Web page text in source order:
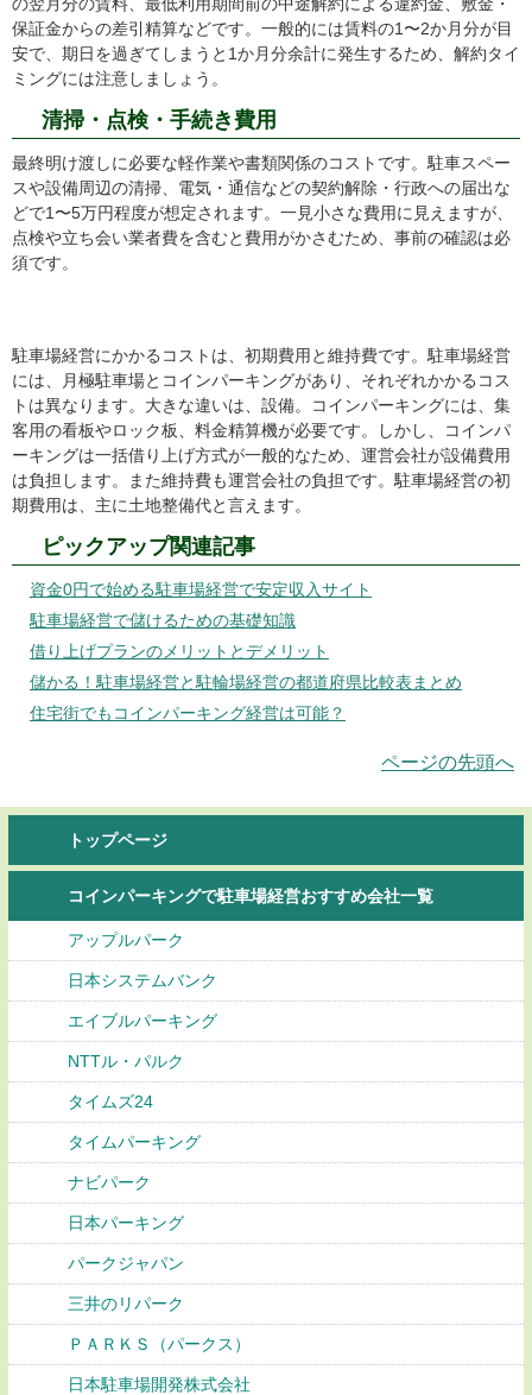
保証金からの差引精算などです。一般的には賃料の1〜2か月分が目
安で、期日を過ぎてしまうと1か月分余計に発生するため、解約タイ
ミングには注意しましょう。
清掃・点検・手続き費用
最終明け渡しに必要な軽作業や書類関係のコストです。駐車スペー
スや設備周辺の清掃、電気・通信などの契約解除・行政への届出な
どで1〜5万円程度が想定されます。一見小さな費用に見えますが、
点検や立ち会い業者費を含むと費用がかさむため、事前の確認は必
須です。
駐車場経営にかかるコストは、初期費用と維持費です。駐車場経営
には、月極駐車場とコインパーキングがあり、それぞれかかるコス
トは異なります。大きな違いは、設備。コインパーキングには、集
客用の看板やロック板、料金精算機が必要です。しかし、コインパ
ーキングは一括借り上げ方式が一般的なため、運営会社が設備費用
は負担します。また維持費も運営会社の負担です。駐車場経営の初
期費用は、主に土地整備代と言えます。
ピックアップ関連記事
資金0円で始める駐車場経営で安定収入サイト
駐車場経営で儲けるための基礎知識
借り上げプランのメリットとデメリット
儲かる！駐車場経営と駐輪場経営の都道府県比較表まとめ
住宅街でもコインパーキング経営は可能？
ページの先頭へ
トップページ
コインパーキングで駐車場経営おすすめ会社一覧
アップルパーク
日本システムバンク
エイブルパーキング
NTTル・パルク
タイムズ24
タイムパーキング
ナビパーク
日本パーキング
パークジャパン
三井のリパーク
ＰＡＲＫＳ（パークス）
日本駐車場開発株式会社